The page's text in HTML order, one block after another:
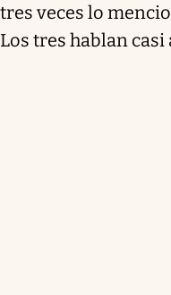
tres veces lo
Los tres hablan casi